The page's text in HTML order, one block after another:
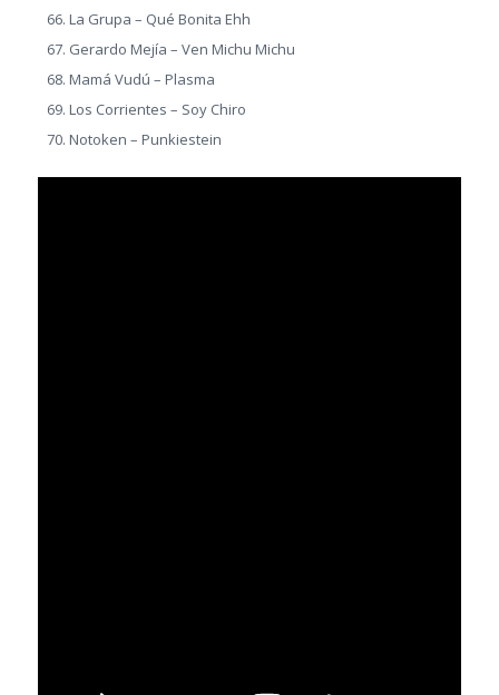
La Grupa – Qué Bonita Ehh
Gerardo Mejía – Ven Michu Michu
Mamá Vudú – Plasma
Los Corrientes – Soy Chiro
Notoken – Punkiestein